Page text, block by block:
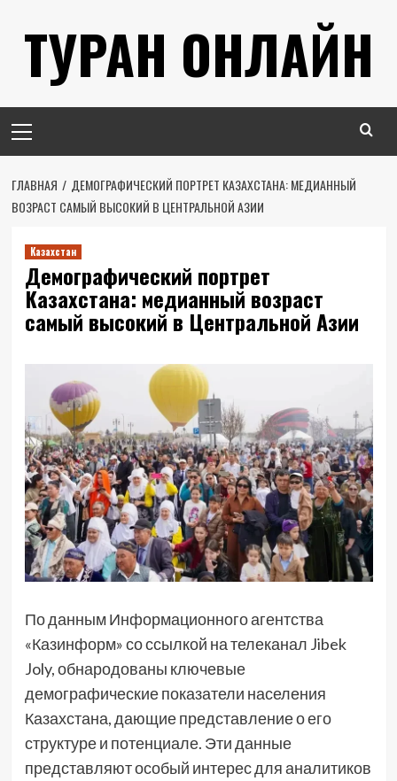
содержимому
ТУРАН ОНЛАЙН
меню
ГЛАВНАЯ
ДЕМОГРАФИЧЕСКИЙ ПОРТРЕТ КАЗАХСТАНА: МЕДИАННЫЙ
ВОЗРАСТ САМЫЙ ВЫСОКИЙ В ЦЕНТРАЛЬНОЙ АЗИИ
Казахстан
Демографический портрет
Казахстана: медианный возраст
самый высокий в Центральной Азии
По данным Информационного агентства
«Казинформ» со ссылкой на телеканал Jibek
Joly, обнародованы ключевые
демографические показатели населения
Казахстана, дающие представление о его
структуре и потенциале. Эти данные
представляют особый интерес для аналитиков